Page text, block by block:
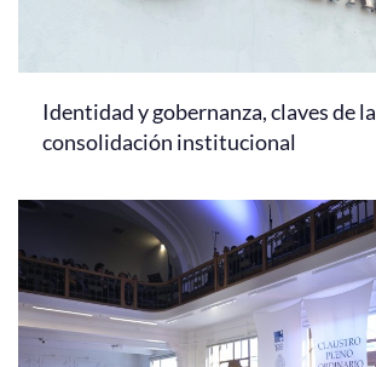
Identidad y gobernanza, claves de la
consolidación institucional